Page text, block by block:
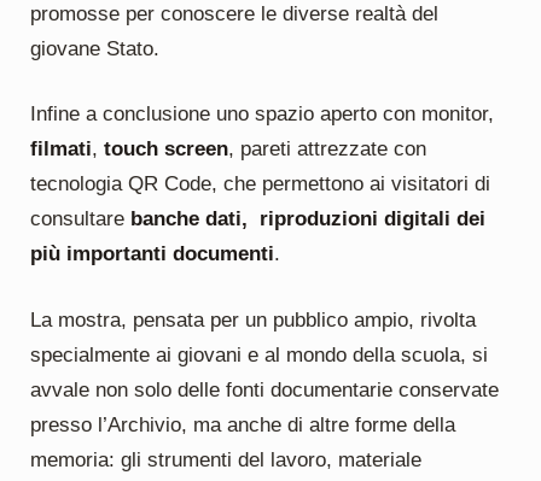
promosse per conoscere le diverse realtà del
giovane Stato.
Infine a conclusione uno spazio aperto con monitor,
filmati, touch screen, pareti attrezzate con
tecnologia QR Code, che permettono ai visitatori di
consultare banche dati, riproduzioni digitali dei
più importanti documenti.
La mostra, pensata per un pubblico ampio, rivolta
specialmente ai giovani e al mondo della scuola, si
avvale non solo delle fonti documentarie conservate
presso l’Archivio, ma anche di altre forme della
memoria: gli strumenti del lavoro, materiale